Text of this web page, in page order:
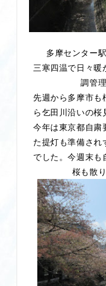
多摩センター
三寒四温で日々
調管
先週から多摩市も
ら乞田川沿いの桜
今年は東京都自粛
た提灯も準備され
でした。今週末も
桜も散